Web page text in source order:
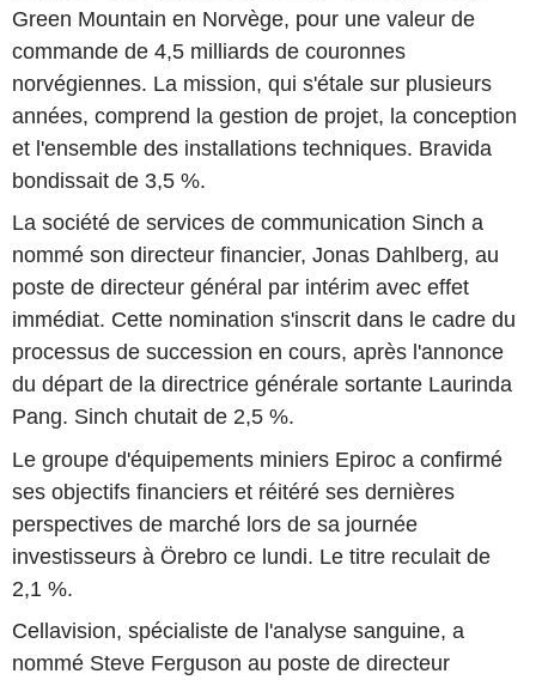
Green Mountain en Norvège, pour une valeur de
commande de 4,5 milliards de couronnes
norvégiennes. La mission, qui s'étale sur plusieurs
années, comprend la gestion de projet, la conception
et l'ensemble des installations techniques. Bravida
bondissait de 3,5 %.
La société de services de communication Sinch a
nommé son directeur financier, Jonas Dahlberg, au
poste de directeur général par intérim avec effet
immédiat. Cette nomination s'inscrit dans le cadre du
processus de succession en cours, après l'annonce
du départ de la directrice générale sortante Laurinda
Pang. Sinch chutait de 2,5 %.
Le groupe d'équipements miniers Epiroc a confirmé
ses objectifs financiers et réitéré ses dernières
perspectives de marché lors de sa journée
investisseurs à Örebro ce lundi. Le titre reculait de
2,1 %.
Cellavision, spécialiste de l'analyse sanguine, a
nommé Steve Ferguson au poste de directeur